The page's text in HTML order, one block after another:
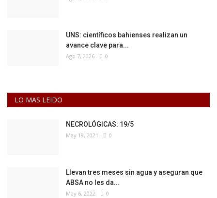
UNS: científicos bahienses realizan un
avance clave para...
Ago 7, 2026 0
LO MAS LEIDO
NECROLÓGICAS: 19/5
May 19, 2021 0
Llevan tres meses sin agua y aseguran que
ABSA no les da...
May 6, 2022 0